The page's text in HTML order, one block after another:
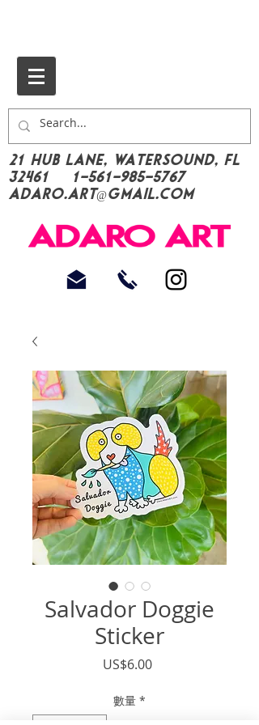
21 Hub Lane, Watersound, FL
32461
1-561-985-5767
Adaro.Art@gmail.com
Salvador Doggie
Sticker
US$6.00價
數量 *